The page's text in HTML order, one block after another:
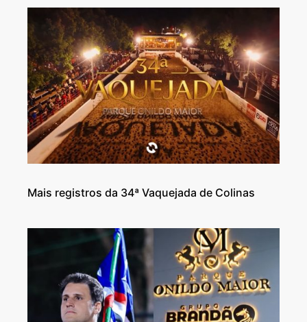
Mais registros da 34ª Vaquejada de Colinas